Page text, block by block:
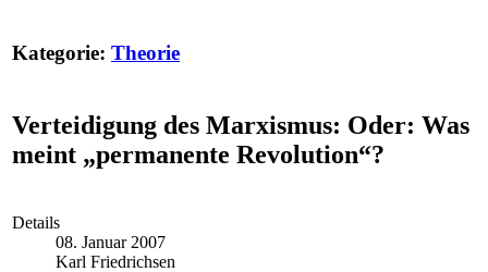
Kategorie: Theorie
Verteidigung des Marxismus: Oder: Was
meint „permanente Revolution“?
Details
08. Januar 2007
Karl Friedrichsen